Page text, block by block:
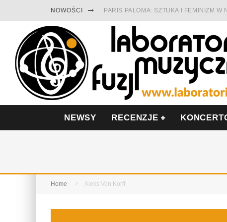
NOWOŚCI PARIS PALOMA: SZTUKA I FEMINIZM W
CINNAMON GUM MIĘDZY SOULEM A
FRANCUSKI PROG METAL WEDŁUG
LESZEK KUŁAKOWSKI NAGRAŁ
NEWSY RECENZJE
Home Aleks Von Korff